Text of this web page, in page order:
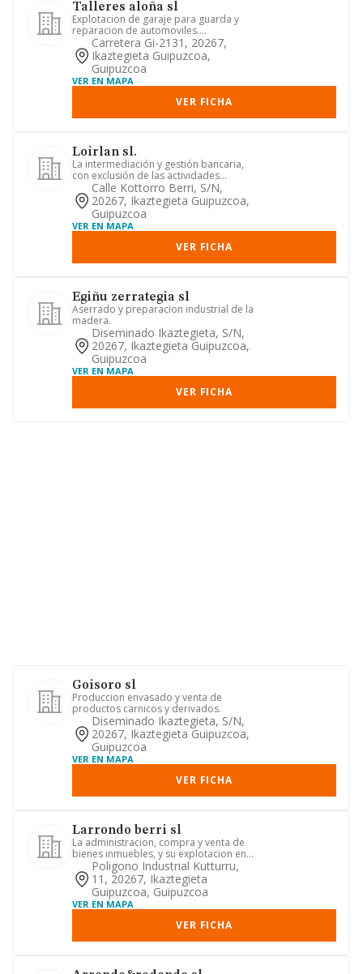
Talleres aloña sl
Explotacion de garaje para guarda y
reparacion de automoviles.
participacion en sociedades. asuncio...
Carretera Gi-2131, 20267,
Ikaztegieta Guipuzcoa,
Guipuzcoa
VER EN MAPA
VER FICHA
Loirlan sl.
La intermediación y gestión bancaria,
con exclusión de las actividades
propias de las entidades o e...
Calle Kottorro Berri, S/n,
20267, Ikaztegieta Guipuzcoa,
Guipuzcoa
VER EN MAPA
VER FICHA
Egiñu zerrategia sl
Aserrado y preparacion industrial de la
madera.
Diseminado Ikaztegieta, S/n,
20267, Ikaztegieta Guipuzcoa,
Guipuzcoa
VER EN MAPA
VER FICHA
Goisoro sl
Produccion envasado y venta de
productos carnicos y derivados.
Diseminado Ikaztegieta, S/n,
20267, Ikaztegieta Guipuzcoa,
Guipuzcoa
VER EN MAPA
VER FICHA
Larrondo berri sl
La administracion, compra y venta de
bienes inmuebles, y su explotacion en
regimen de arrendamiento...
Poligono Industrial Kutturru,
11, 20267, Ikaztegieta
Guipuzcoa, Guipuzcoa
VER EN MAPA
VER FICHA